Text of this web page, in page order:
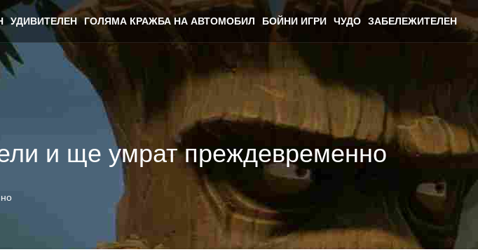
УДИВИТЕЛЕН ГОЛЯМА КРАЖБА НА АВТОМОБИЛ БОЙНИ ИГРИ ЧУДО ЗАБЕЛЕЖИТЕЛЕН
и ще умрат преждевременно